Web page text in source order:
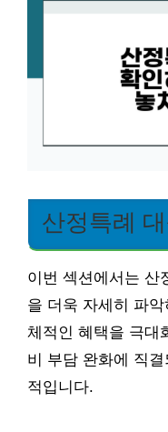
산정특례
이번 섹션에서는 산
을 더욱 자세히 파
체적인 혜택을 극대
비 부담 완화에 직
적입니다.